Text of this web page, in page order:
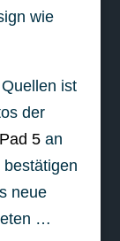
wie
ist
der
5an
neue
…